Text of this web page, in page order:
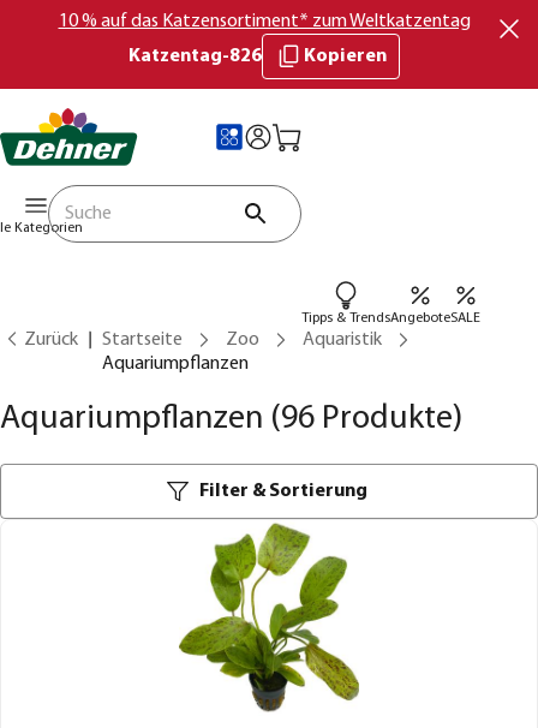
10 % auf das Katzensortiment* zum Weltkatzentag
Katzentag-826
Kopieren
Kategorien
Tipps & TrendsAngeboteSALE
Zurück Startseite Zoo
Aquaristik
Aquariumpflanzen
Aquariumpflanzen (96 Produkte)
Filter & Sortierung